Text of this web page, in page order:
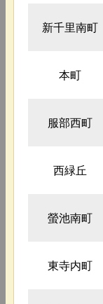
新千里南町
本町
服部西町
西緑丘
螢池南町
東寺内町